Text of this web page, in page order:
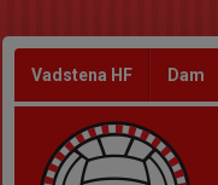
Vadstena HF Dam